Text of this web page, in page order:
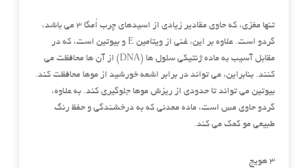
تنها مغزی، که حاوی مقادیر زیادی از اسیدهای چرب اُمگا ۳ می باشد،
گردو است. علاوه بر این، غنی از ویتامین E و بیوتین است، که در
مقابل آسیب به ماده ژنتیکی سلول ها (DNA) از آن ها محافظت می
کنند. بنابراین، می تواند در برابر اشعه خورشید از موها محافظت کند.
بیوتین می تواند تا حدودی از ریزش موها جلوگیری کند. به علاوه،
گردو حاوی مس است، ماده معدنی که به درخشندگی و حفظ رنگ
طبیعی مو کمک می کند.
۳ هویج